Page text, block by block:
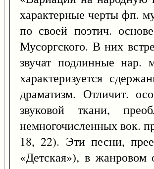
характерные черты фп.
по своей поэтич.
Мусоргского. В них
звучат подлинные нар.
характеризуется
драматизм. Отличит.
звуковой ткани,
немногочисленных вок.
18, 22). Эти песни,
«Детская»), в